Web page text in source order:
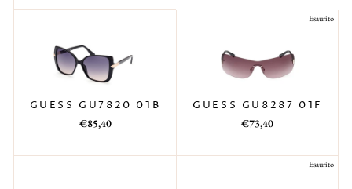
GUESS GU7820 01B
Prezzo
listino
Prezzo
€85,40
Esaurito
GUESS GU8287 01F
Prezzo
listino
Prezzo
€73,40
Esaurito